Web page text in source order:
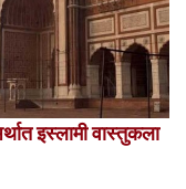
इस्लामी वास्तुकला